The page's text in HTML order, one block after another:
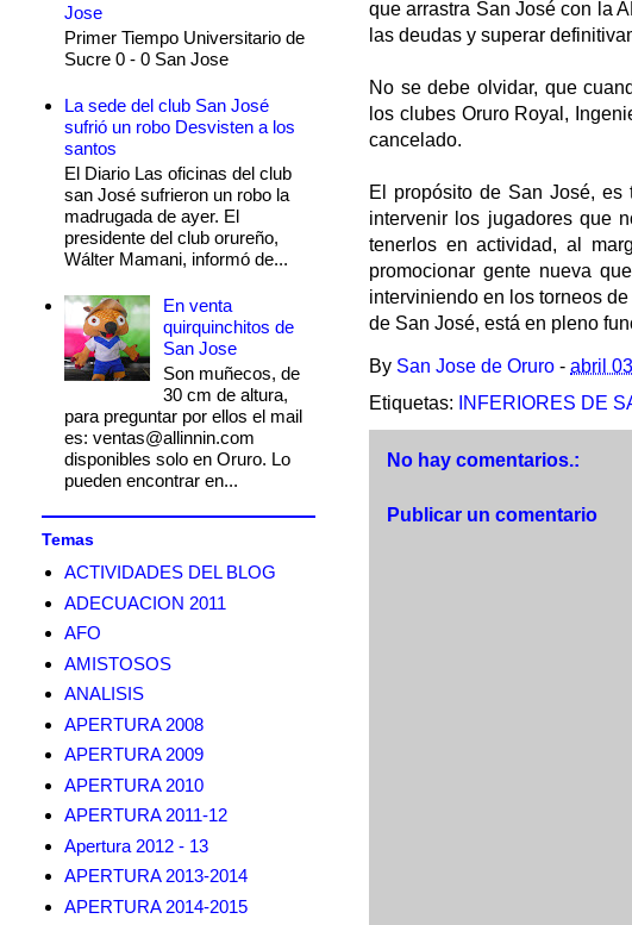
que arrastra San José con la
las deudas y superar
No se debe olvidar, que
los clubes Oruro Royal,
cancelado.
El propósito de San José, es
intervenir los jugadores que
tenerlos en actividad, al
promocionar gente nueva
interviniendo en los torneos
de San José, está en pleno
By San Jose de Oruro - abril
Etiquetas:
INFERIORES DE
No hay comentarios.:
Publicar un comentario
Jose
Primer Tiempo Universitario de
Sucre 0 - 0 San Jose
La sede del club San José
sufrió un robo Desvisten a los
santos
El Diario Las oficinas del club
san José sufrieron un robo la
madrugada de ayer. El
presidente del club orureño,
Wálter Mamani, informó de...
En venta
quirquinchitos de
San Jose
Son muñecos, de
30 cm de altura,
para preguntar por ellos el mail
es: ventas@allinnin.com
disponibles solo en Oruro. Lo
pueden encontrar en...
Temas
ACTIVIDADES DEL BLOG
ADECUACION 2011
AFO
AMISTOSOS
ANALISIS
APERTURA 2008
APERTURA 2009
APERTURA 2010
APERTURA 2011-12
Apertura 2012 - 13
APERTURA 2013-2014
APERTURA 2014-2015